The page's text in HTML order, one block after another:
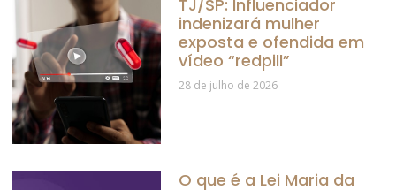
TJ/SP: Influenciador
indenizará mulher
exposta e ofendida em
vídeo “redpill”
28 de julho de 2026
O que é a Lei Maria da